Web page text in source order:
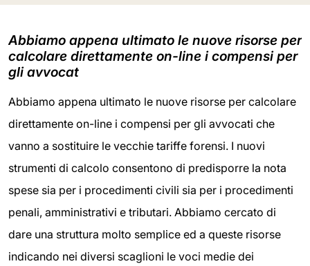
Abbiamo appena ultimato le nuove risorse per
calcolare direttamente on-line i compensi per
gli avvocat
Abbiamo appena ultimato le nuove risorse per calcolare
direttamente on-line i compensi per gli avvocati che
vanno a sostituire le vecchie tariffe forensi. I nuovi
strumenti di calcolo consentono di predisporre la nota
spese sia per i procedimenti civili sia per i procedimenti
penali, amministrativi e tributari. Abbiamo cercato di
dare una struttura molto semplice ed a queste risorse
indicando nei diversi scaglioni le voci medie dei